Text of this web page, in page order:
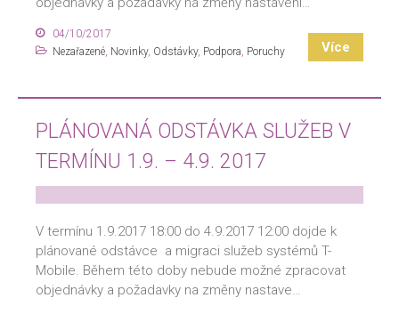
04/10/2017
Nezařazené, Novinky, Odstávky, Podpora, Poruchy Více
PLÁNOVANÁ ODSTÁVKA SLUŽEB V
TERMÍNU 1.9. – 4.9. 2017
V termínu 1.9.2017 18:00 do 4.9.2017 12:00 dojde k
plánované odstávce a migraci služeb systémů T-
Mobile. Během této doby nebude možné zpracovat
objednávky a požadavky na změny nastave…